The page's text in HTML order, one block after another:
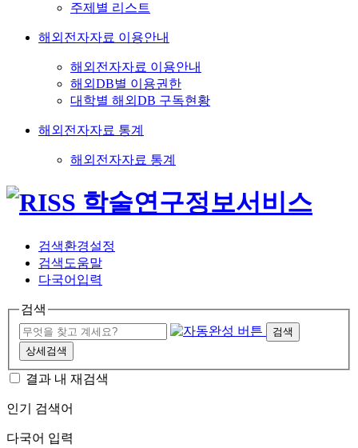
주제별 리스트
해외전자자료 이용안내
해외전자자료 이용안내
해외DB별 이용권한
대학별 해외DB 구독현황
해외전자자료 통계
해외전자자료 통계
검색환경설정
검색도움말
다국어입력
검색
검색
상세검색
결과 내 재검색
인기 검색어
다국어 입력